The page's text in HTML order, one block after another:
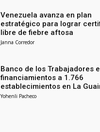
Venezuela avanza en plan
estratégico para lograr
libre de fiebre aftosa
Janna Corredor
Banco de los Trabajadores
financiamientos a 1.766
establecimientos en La
Yohenli Pacheco